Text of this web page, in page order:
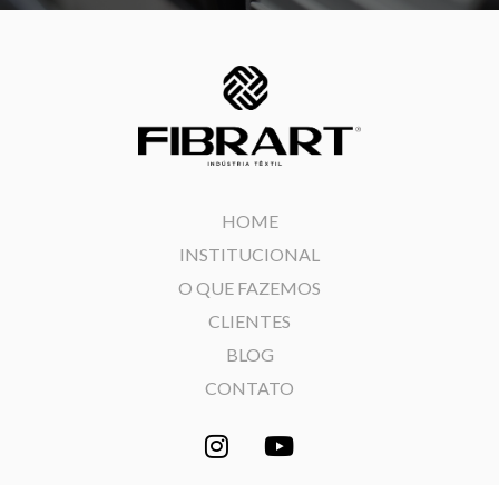
HOME
INSTITUCIONAL
O QUE FAZEMOS
CLIENTES
BLOG
CONTATO